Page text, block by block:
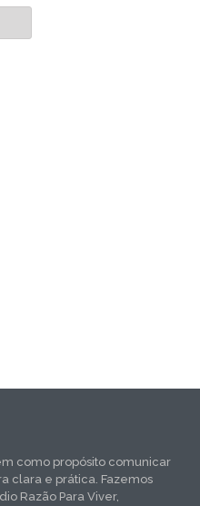
como propósito comunicar
clara e prática. Fazemos
Razão Para Viver,